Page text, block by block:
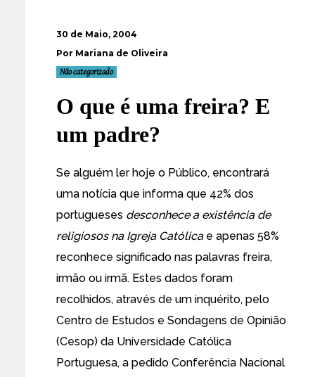
30 de Maio, 2004
Por Mariana de Oliveira
Não categorizado
O que é uma freira? E
um padre?
Se alguém ler hoje o Público, encontrará
uma notícia que informa que 42% dos
portugueses desconhece a existência de
religiosos na Igreja Católicae apenas 58%
reconhece significado nas palavras freira,
irmão ou irmã. Estes dados foram
recolhidos, através de um inquérito, pelo
Centro de Estudos e Sondagens de Opinião
(Cesop) da Universidade Católica
Portuguesa, a pedido Conferência Nacional